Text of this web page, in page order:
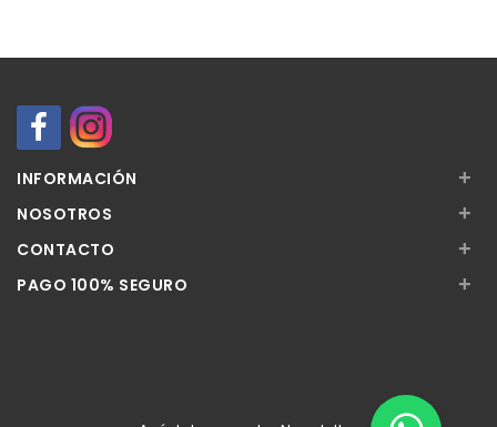
INFORMACIÓN +
NOSOTROS +
CONTACTO +
PAGO 100% SEGURO +